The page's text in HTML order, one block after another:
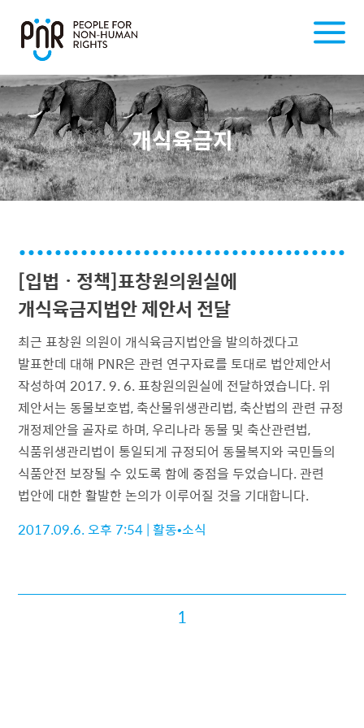
개식육금지
[입법ㆍ정책]표창원의원실에
개식육금지법안 제안서 전달
최근 표창원 의원이 개식육금지법안을 발의하겠다고
발표한데 대해 PNR은 관련 연구자료를 토대로 법안제안서
작성하여 2017. 9. 6. 표창원의원실에 전달하였습니다. 위
제안서는 동물보호법, 축산물위생관리법, 축산법의 관련 규정
개정제안을 골자로 하며, 우리나라 동물 및 축산관련법,
식품위생관리법이 통일되게 규정되어 동물복지와 국민들의
식품안전 보장될 수 있도록 함에 중점을 두었습니다. 관련
법안에 대한 활발한 논의가 이루어질 것을 기대합니다.
2017.09.6. 오후 7:54 |활동•소식
1